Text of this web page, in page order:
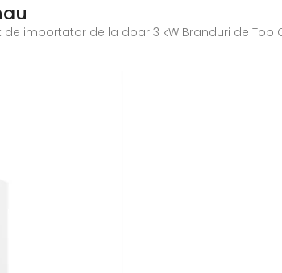
importator de la doar 3 kW Branduri de Top